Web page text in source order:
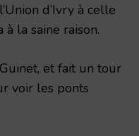
d’Ivry à celle
la saine raison.
et fait un tour
voir les ponts